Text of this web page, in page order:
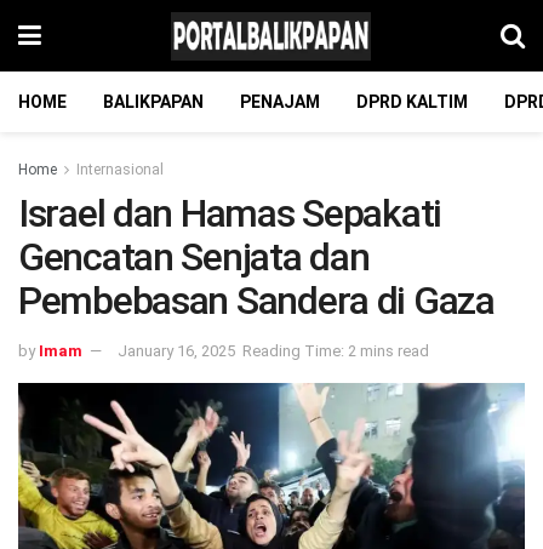
HOME BALIKPAPAN PENAJAM DPRD KALTIM
Home Internasional
Israel dan Hamas Sepakati
Gencatan Senjata dan
Pembebasan Sandera di Gaza
by Imam January 16, 2025 Reading Time: 2 mins read